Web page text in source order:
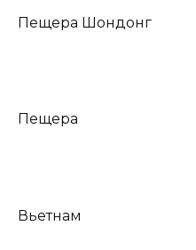
Пещера Шондонг
Пещера
Вьетнам